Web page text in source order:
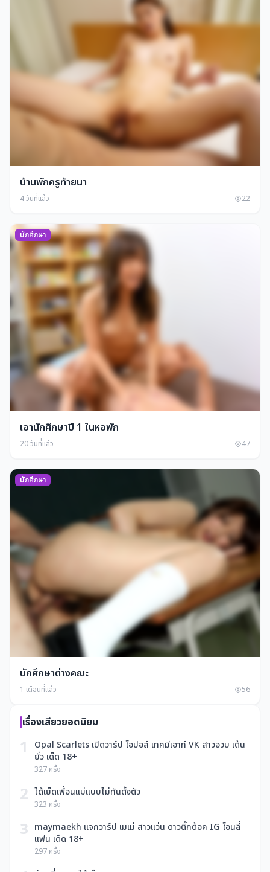
บ้านพักครูท้ายนา
4 วันที่แล้ว 22
นักศึกษา
เอานักศึกษาปี 1 ในหอพัก
20 วันที่แล้ว 47
นักศึกษา
นักศึกษาต่างคณะ
1 เดือนที่แล้ว 56
เรื่องเสียวยอดนิยม
1
Opal Scarlets เปิดวาร์ป โอปอล์ เทคมีเอาท์ VK สาวอวบ เต้น
ยั่ว เด็ด 18+
327 ครั้ง
2 ได้เย็ดเพื่อนแม่แบบไม่ทันตั้งตัว
323 ครั้ง
3 maymaekh แจกวาร์ป เมเม่ สาวแว่น ดาวติ๊กต้อค IG โอนลี่
แฟน เด็ด 18+
297 ครั้ง